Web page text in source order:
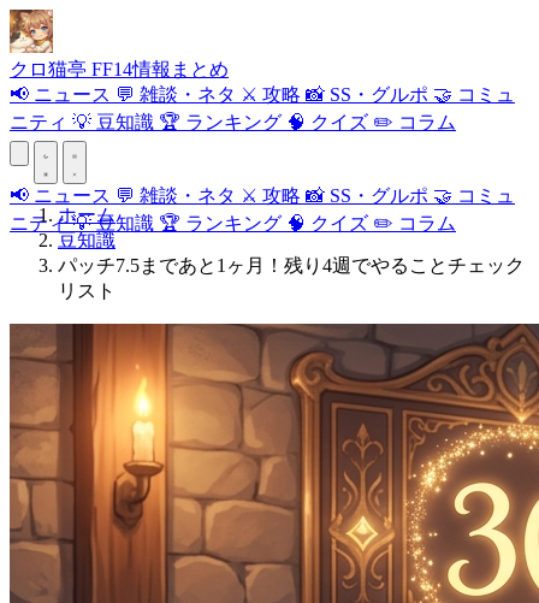
クロ猫亭 FF14情報まとめ
📢 ニュース 💬 雑談・ネタ ⚔️ 攻略 📸 SS・グルポ 🤝 コミュ
ニティ 💡 豆知識 🏆 ランキング 🧠 クイズ ✏️ コラム
📢 ニュース 💬 雑談・ネタ ⚔️ 攻略 📸 SS・グルポ 🤝 コミュ
ニティ💡豆知識 🏆 ランキング 🧠 クイズ ✏️ コラム
ホーム
豆知識
パッチ7.5まであと1ヶ月！残り4週でやることチェック
リスト